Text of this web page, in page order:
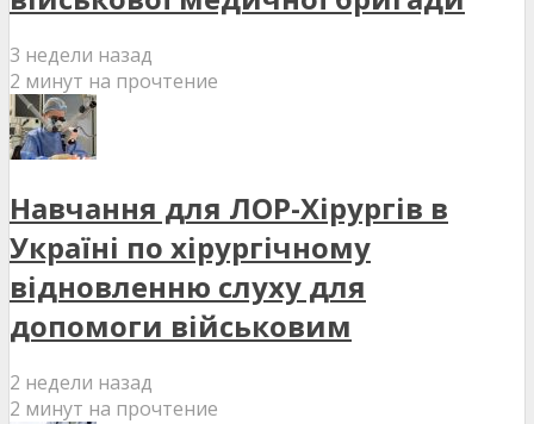
3 недели назад
2 минут на прочтение
Навчання для ЛОР-Хірургів в
Україні по хірургічному
відновленню слуху для
допомоги військовим
2 недели назад
2 минут на прочтение